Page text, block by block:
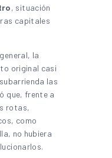
, situación
capitales
la
original casi
las
que, frente a
rotas,
como
no hubiera